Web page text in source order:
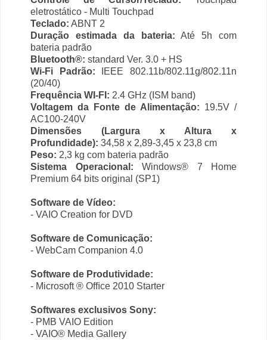
eletrostático - Multi Touchpad
Teclado: ABNT 2
Duração estimada da bateria: Até 5h com
bateria padrão
Bluetooth®: standard Ver. 3.0 + HS
Wi-Fi Padrão: IEEE 802.11b/802.11g/802.11n
(20/40)
Frequência WI-FI: 2.4 GHz (ISM band)
Voltagem da Fonte de Alimentação: 19.5V /
AC100-240V
Dimensões (Largura x Altura x
Profundidade): 34,58 x 2,89-3,45 x 23,8 cm
Peso: 2,3 kg com bateria padrão
Sistema Operacional: Windows® 7 Home
Premium 64 bits original (SP1)
Software de Vídeo:
- VAIO Creation for DVD
Software de Comunicação:
- WebCam Companion 4.0
Software de Produtividade:
- Microsoft ® Ofﬁce 2010 Starter
Softwares exclusivos Sony:
- PMB VAIO Edition
- VAIO® Media Gallery